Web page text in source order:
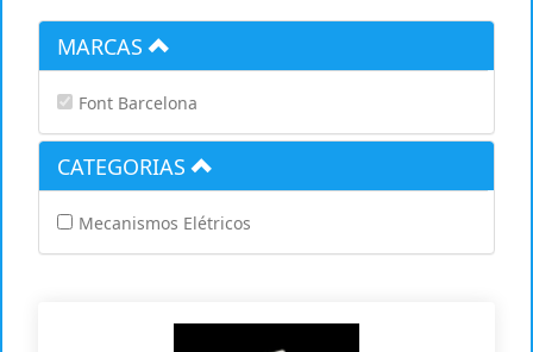
MARCAS
Font Barcelona
CATEGORIAS
Mecanismos Elétricos